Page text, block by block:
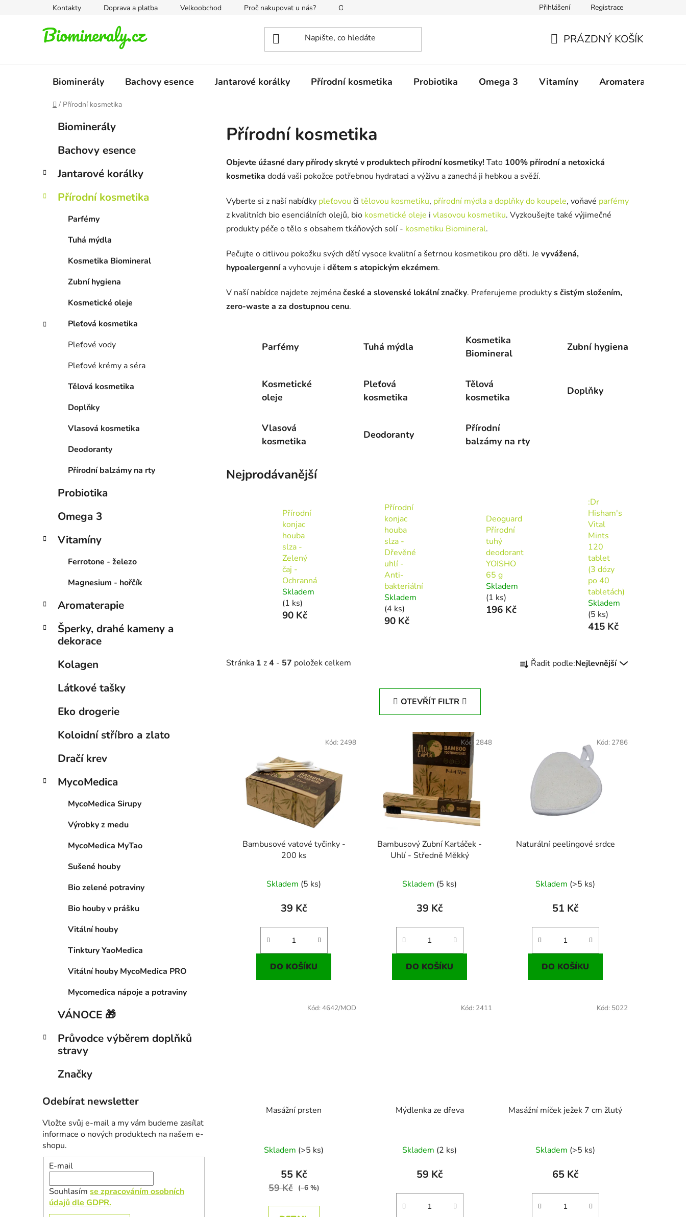
Kontakty Doprava a platba Velkoobchod Proč nakupovat u nás? O nás Zásady ochrany osobních údajů Upozornění
Přihlášení Registrace
KOŠÍK
PRÁZDNÝ KOŠÍK
Biominerály Bachovy esence Jantarové korálky Přírodní kosmetika Probiotika Omega 3 Vitamíny Aromaterapie
Domů
/ Přírodní kosmetika
r
n
Přeskočit
kategorie
o
i
Biominerály
Bachovy esence
Jantarové korálky
Přírodní kosmetika
Parfémy
Tuhá mýdla
Kosmetika Biomineral
Zubní hygiena
Kosmetické oleje
Pleťová kosmetika
Pleťové vody
Pleťové krémy a séra
Tělová kosmetika
Doplňky
Vlasová kosmetika
Deodoranty
Přírodní balzámy na rty
Probiotika
Omega 3
Vitamíny
Ferrotone - železo
Magnesium - hořčík
Aromaterapie
Šperky, drahé kameny a
dekorace
Kolagen
Látkové tašky
Eko drogerie
Koloidní stříbro a zlato
Dračí krev
MycoMedica
MycoMedica Sirupy
Výrobky z medu
MycoMedica MyTao
Sušené houby
Bio zelené potraviny
Bio houby v prášku
Vitální houby
Tinktury YaoMedica
Vitální houby MycoMedica PRO
Mycomedica nápoje a potraviny
VÁNOCE 🎁
Průvodce výběrem doplňků
stravy
Značky
Odebírat newsletter
Vložte svůj e-mail a my vám budeme zasílat
informace o nových produktech na našem e-
shopu.
E-mail
Souhlasím se zpracováním osobních
údajů dle GDPR.
Přírodní kosmetika
Objevte úžasné dary přírody skryté v produktech přírodní kosmetiky! Tato 100% přírodní a netoxická
kosmetika dodá vaši pokožce potřebnou hydrataci a výživu a zanechá ji hebkou a svěží.
Vyberte si z naší nabídky pleťovou či tělovou kosmetiku, přírodní mýdla a doplňky do koupele, voňavé parfémy
z kvalitních bio esenciálních olejů, bio kosmetické oleje i vlasovou kosmetiku. Vyzkoušejte také výjimečné
produkty péče o tělo s obsahem tkáňových solí - kosmetiku Biomineral.
Pečujte o citlivou pokožku svých dětí vysoce kvalitní a šetrnou kosmetikou pro děti. Je vyvážená,
hypoalergennía vyhovuje i dětem s atopickým ekzémem.
V naší nabídce najdete zejménačeské a slovenské lokální značky. Preferujeme produktys čistým složením,
zero-waste a za dostupnou cenu.
Parfémy Tuhá mýdla
Kosmetika
Biomineral
Zubní hygiena
Kosmetické
oleje
Pleťová
kosmetika
Tělová
kosmetika
Doplňky
Vlasová
kosmetika
Deodoranty
Přírodní
balzámy na rty
Nejprodávanější
Přírodní
konjac
houba
slza -
Zelený
čaj -
Ochranná
Skladem
(1 ks)
90 Kč
Přírodní
konjac
houba
slza -
Dřevěné
uhlí -
Anti-
bakteriální
Skladem
(4 ks)
90 Kč
Deoguard
Přírodní
tuhý
deodorant
YOISHO
65 g
Skladem
(1 ks)
196 Kč
:Dr
Hisham's
Vital
Mints
120
tablet
(3 dózy
po 40
tabletách)
Skladem
(5 ks)
415 Kč
Stránka 1 z4 - 57 položek celkem
a Řadit podle:Nejlevnější
OTEVŘÍT FILTR
Bambusové vatové tyčinky -
200 ks
Skladem (5 ks)
39 Kč
DO KOŠÍKU
Kód: 2498
Bambusový Zubní Kartáček -
Uhlí - Středně Měkký
Skladem (5 ks)
39 Kč
DO KOŠÍKU
Kód: 2848
Naturální peelingové srdce
Skladem (>5 ks)
51 Kč
DO KOŠÍKU
Kód: 2786
Masážní prsten
Skladem (>5 ks)
55 Kč
59 Kč (–6 %)
Kód: 4642/MOD
Mýdlenka ze dřeva
Skladem (2 ks)
59 Kč
Kód: 2411
Masážní míček ježek 7 cm žlutý
Skladem (>5 ks)
65 Kč
Kód: 5022